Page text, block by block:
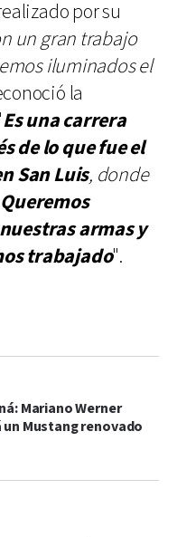
por su
un gran trabajo
iluminados el
la
Es una carrera
de lo que fue el
San Luis, donde
Queremos
armas y
trabajado".
Mariano Werner
Mustang renovado